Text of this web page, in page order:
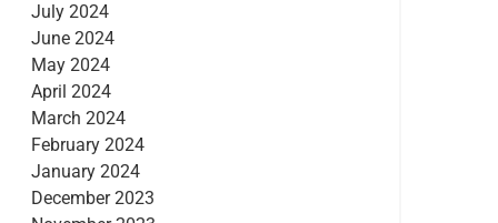
July 2024
June 2024
May 2024
April 2024
March 2024
February 2024
January 2024
December 2023